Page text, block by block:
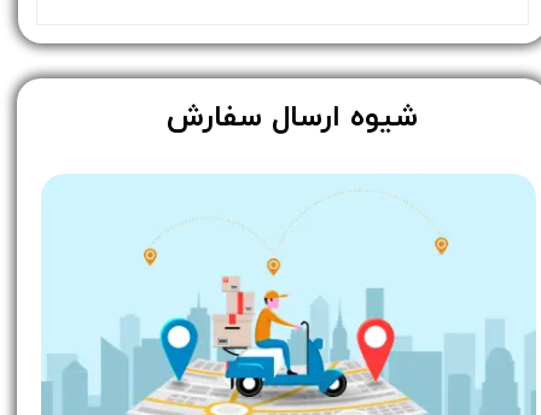
​شیوه ارسال سفارش